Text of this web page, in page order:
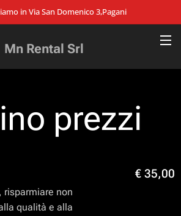
in Via San Domenico 3,Pagani
Mn Rental Srl
prezzi
risparmiare non
qualità e alla
€ 35,00